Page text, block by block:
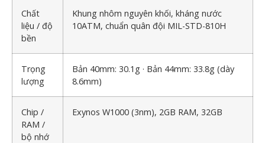
Chất
liệu / độ
bền
Khung nhôm nguyên khối, kháng nước
10ATM, chuẩn quân đội MIL-STD-810H
Trọng
lượng
Bản 40mm: 30.1g · Bản 44mm: 33.8g (dày
8.6mm)
Chip /
RAM /
bộ nhớ
Exynos W1000 (3nm), 2GB RAM, 32GB